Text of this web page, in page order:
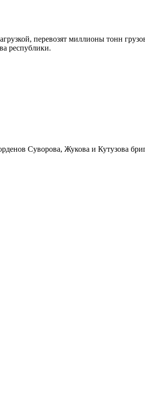
перевозят миллионы тонн
республики.
Суворова, Жукова и Кутузова